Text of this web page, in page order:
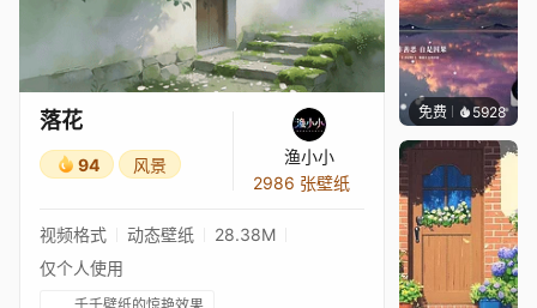
落花
94 风景
渔小小
2986 张壁纸
视频格式 动态壁纸
28.38M
仅个人使用
免费 5928冰茶